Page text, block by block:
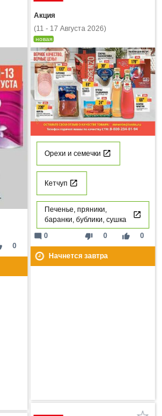
0
Акция
(11 - 17 Августа 2026)
новая
Орехи и семечки
Кетчуп
Печенье, пряники,
баранки, бублики, сушка
thumb_down 0 thumb_up 0
mode_comment 0
Начнется завтра